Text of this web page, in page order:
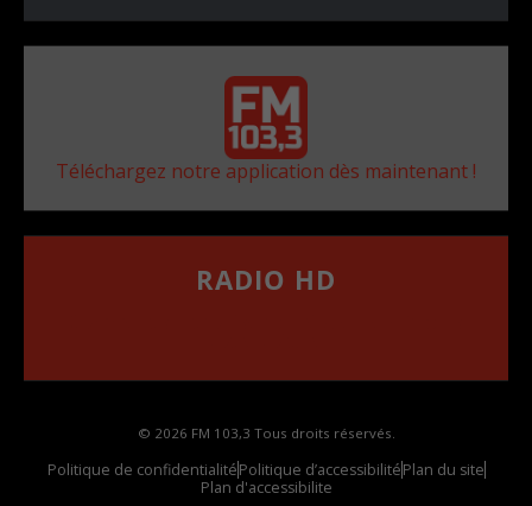
Téléchargez notre application dès maintenant !
RADIO HD
© 2026 FM 103,3 Tous droits réservés.
Politique de confidentialitéPolitique d’accessibilitéPlan du site
Plan d'accessibilite